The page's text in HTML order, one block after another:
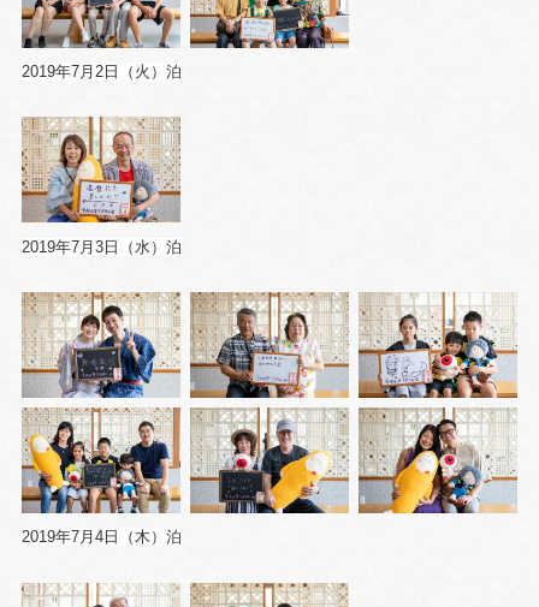
2019年7月2日（火）泊
2019年7月3日（水）泊
2019年7月4日（木）泊